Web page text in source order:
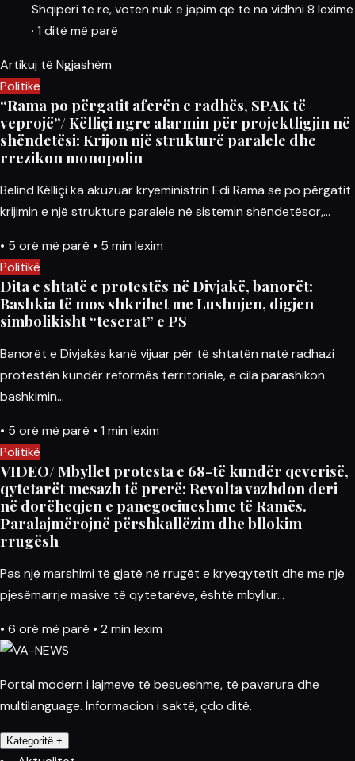
Shqipëri të re, votën nuk e japim që të na vidhni 8 lexime
· 1 ditë më parë
Artikuj të Ngjashëm
Politikë
“Rama po përgatit aferën e radhës, SPAK të
veprojë”/ Këlliçi ngre alarmin për projektligjin në
shëndetësi: Krijon një strukturë paralele dhe
rrezikon monopolin
Belind Këlliçi ka akuzuar kryeministrin Edi Rama se po përgatit
krijimin e një strukture paralele në sistemin shëndetësor,…
• 5 orë më parë • 5 min lexim
Politikë
Dita e shtatë e protestës në Divjakë, banorët:
Bashkia të mos shkrihet me Lushnjen, digjen
simbolikisht “teserat” e PS
Banorët e Divjakës kanë vijuar për të shtatën natë radhazi
protestën kundër reformës territoriale, e cila parashikon
bashkimin…
• 5 orë më parë • 1 min lexim
Politikë
VIDEO/ Mbyllet protesta e 68-të kundër qeverisë,
qytetarët mesazh të prerë: Revolta vazhdon deri
në dorëheqjen e panegociueshme të Ramës.
Paralajmërojnë përshkallëzim dhe bllokim
rrugësh
Pas një marshimi të gjatë në rrugët e kryeqytetit dhe me një
pjesëmarrje masive të qytetarëve, është mbyllur…
• 6 orë më parë • 2 min lexim
Portal modern i lajmeve të besueshme, të pavarura dhe
multilanguage. Informacion i saktë, çdo ditë.
Kategoritë +